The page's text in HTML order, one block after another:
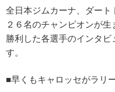
全日本ジムカーナ、ダート
２６名のチャンピオンが生
勝利した各選手のインタ
す。
■早くもキャロッセがラリ